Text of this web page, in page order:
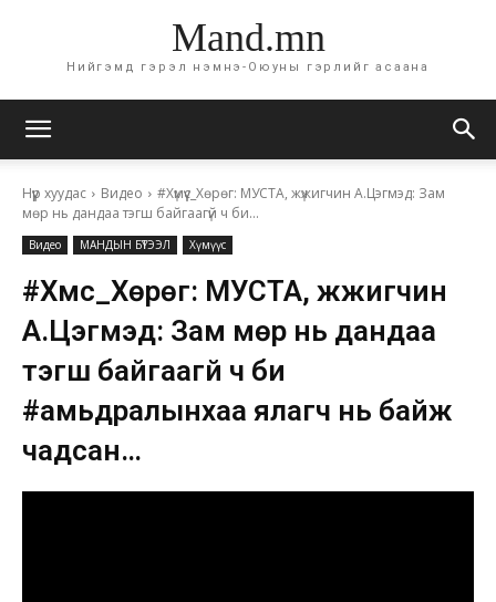
Mand.mn
Нийгэмд гэрэл нэмнэ-Оюуны гэрлийг асаана
Нүүр хуудас Видео
#Хүмүүс_Хөрөг: МУСТА, жүжигчин А.Цэгмэд: Зам
мөр нь дандаа тэгш байгаагүй ч би...
Видео МАНДЫН БҮТЭЭЛ Хүмүүс
#Хүмүүс_Хөрөг: МУСТА, жүжигчин
А.Цэгмэд: Зам мөр нь дандаа
тэгш байгаагүй ч би
#амьдралынхаа ялагч нь байж
чадсан…